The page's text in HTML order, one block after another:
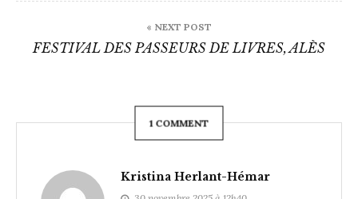
« NEXT POST
FESTIVAL DES PASSEURS DE LIVRES, ALÈS
1 COMMENT
Kristina Herlant-Hémar